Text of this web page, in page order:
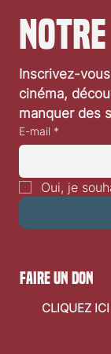
Inscrivez-
cinéma,
manquer des
E-mail *
Oui, je
faire un don
CLIQUEZ ICI